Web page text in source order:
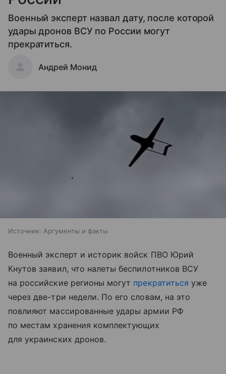
Военный эксперт назвал дату, после которой
удары дронов ВСУ по России могут
прекратиться.
Андрей Монид
Источник: Аргументы и факты
Военный эксперт и историк войск ПВО Юрий
Кнутов заявил, что налеты беспилотников ВСУ
на российские регионы могут прекратиться уже
через две-три недели. По его словам, на это
повлияют массированные удары армии РФ
по местам хранения комплектующих
для украинских дронов.